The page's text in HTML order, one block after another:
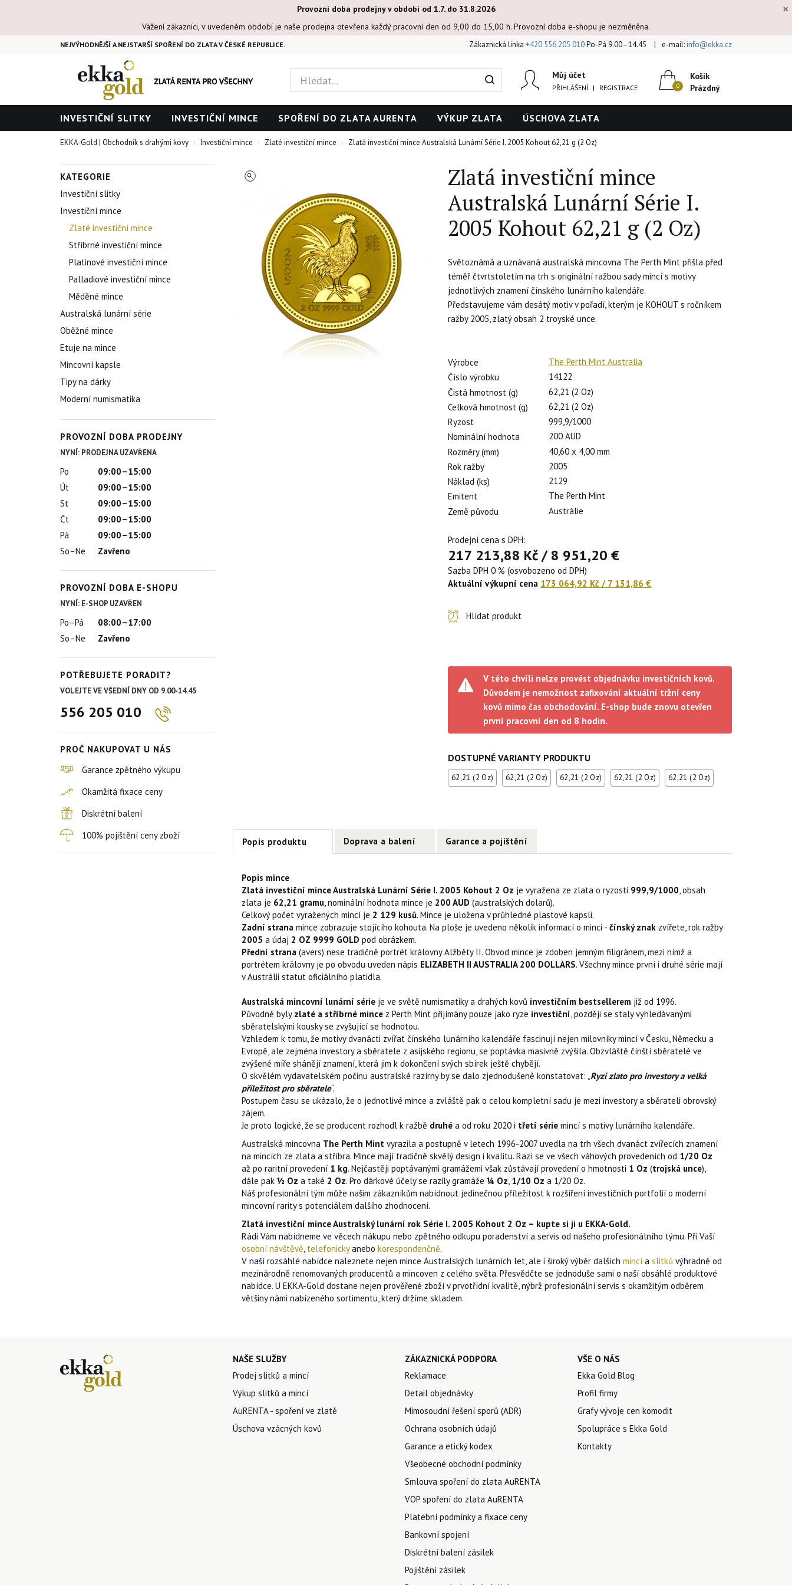
×
Provozní doba prodejny v období od 1.7. do 31.8.2026
Vážení zákazníci, v uvedeném období je naše prodejna otevřena každý pracovní den od 9,00 do 15,00 h. Provozní doba e-shopu je nezměněna.
NEJVÝHODNĚJŠÍ A NEJSTARŠÍ SPOŘENÍ DO ZLATA V ČESKÉ REPUBLICE. Zákaznická linka +420 556 205 010Po-Pá 9.00–14.45 e-mail:info@ekka.cz
Můj účet
PŘIHLÁŠENÍ | REGISTRACE
Košík
Prázdný
INVESTIČNÍ SLITKY INVESTIČNÍ MINCE SPOŘENÍ DO ZLATA AURENTA VÝKUP ZLATA ÚSCHOVA ZLATA
EKKA-Gold | Obchodník s drahými kovy Investiční mince Zlaté investiční mince Zlatá investiční mince Australská Lunární Série I. 2005 Kohout 62,21 g (2 Oz)
KATEGORIE
Investiční slitky
Investiční mince
Zlaté investiční mince
Stříbrné investiční mince
Platinové investiční mince
Palladiové investiční mince
Měděné mince
Australská lunární série
Oběžné mince
Etuje na mince
Mincovní kapsle
Tipy na dárky
Moderní numismatika
PROVOZNÍ DOBA PRODEJNY
NYNÍ: PRODEJNA UZAVŘENA
Po
09:00–15:00
Út
09:00–15:00
St
09:00–15:00
Čt
09:00–15:00
Pá
09:00–15:00
So–Ne
Zavřeno
PROVOZNÍ DOBA E-SHOPU
NYNÍ: E-SHOP UZAVŘEN
Po–Pá
08:00–17:00
So–Ne
Zavřeno
POTŘEBUJETE PORADIT?
VOLEJTE VE VŠEDNÍ DNY OD 9.00-14.45
556 205 010
PROČ NAKUPOVAT U NÁS
Garance zpětného výkupu
Okamžitá fixace ceny
Diskrétní balení
100% pojištění ceny zboží
Zlatá investiční mince
Australská Lunární Série I.
2005 Kohout 62,21 g (2 Oz)
Světoznámá a uznávaná australská mincovna The Perth Mint přišla před
téměř čtvrtstoletím na trh s originální ražbou sady mincí s motivy
jednotlivých znamení čínského lunárního kalendáře.
Představujeme vám desátý motiv v pořadí, kterým je KOHOUT s ročníkem
ražby 2005, zlatý obsah 2 troyské unce.
Výrobce
The Perth Mint Australia
Číslo výrobku
14122
Čistá hmotnost (g)
62,21 (2 Oz)
Celková hmotnost (g)
62,21 (2 Oz)
Ryzost
999,9/1000
Nominální hodnota
200 AUD
Rozměry (mm)
40,60 x 4,00 mm
Rok ražby
2005
Náklad (ks)
2129
Emitent
The Perth Mint
Země původu
Austrálie
Prodejní cena s DPH:
217 213,88 Kč/8 951,20 €
Sazba DPH 0 % (osvobozeno od DPH)
Aktuální výkupní cena 173 064,92 Kč / 7 131,86 €
Hlídat produkt
V této chvíli nelze provést objednávku investičních kovů.
Důvodem je nemožnost zafixování aktuální tržní ceny
kovů mimo čas obchodování. E-shop bude znovu otevřen
první pracovní den od 8 hodin.
DOSTUPNÉ VARIANTY PRODUKTU
62,21 (2 Oz) 62,21 (2 Oz) 62,21 (2 Oz) 62,21 (2 Oz) 62,21 (2 Oz)
Popis produktu Doprava a balení Garance a pojištění
Popis mince
Zlatá investiční mince Australská Lunární Série I. 2005 Kohout 2 Oz je vyražena ze zlata o ryzosti 999,9/1000 , obsah
zlata je 62,21 gramu , nominální hodnota mince je 200 AUD (australských dolarů).
Celkový počet vyražených mincí je 2 129 kusů. Mince je uložena v průhledné plastové kapsli.
Zadní strana mince zobrazuje stojícího kohouta. Na ploše je uvedeno několik informací o minci - čínský znak zvířete, rok ražby
2005 a údaj 2 OZ 9999 GOLD pod obrázkem.
Přední strana (avers) nese tradičně portrét královny Alžběty II. Obvod mince je zdoben jemným filigránem, mezi nímž a
portrétem královny je po obvodu uveden nápis ELIZABETH II AUSTRALIA 200 DOLLARS. Všechny mince první i druhé série mají
v Austrálii statut oficiálního platidla.
Australská mincovní lunární sérieje ve světě numismatiky a drahých kovů investičním bestsellerem již od 1996.
Původně byly zlaté a stříbrné mincez Perth Mint přijímány pouze jako ryze investiční , později se staly vyhledávanými
sběratelskými kousky se zvyšující se hodnotou.
Vzhledem k tomu, že motivy dvanácti zvířat čínského lunárního kalendáře fascinují nejen milovníky mincí v Česku, Německu a
Evropě, ale zejména investory a sběratele z asijského regionu, se poptávka masivně zvýšila. Obzvláště čínští sběratelé ve
zvýšené míře shánějí znamení, která jim k dokončení svých sbírek ještě chybějí.
O skvělém vydavatelském počinu australské razírny by se dalo zjednodušeně konstatovat: „ Ryzí zlato pro investory a velká
příležitost pro sběratele“.
Postupem času se ukázalo, že o jednotlivé mince a zvláště pak o celou kompletní sadu je mezi investory a sběrateli obrovský
zájem.
Je proto logické, že se producent rozhodl k ražbě druhé a od roku 2020 i třetí sériemincí s motivy lunárního kalendáře.
Australská mincovna The Perth Mint vyrazila a postupně v letech 1996-2007 uvedla na trh všech dvanáct zvířecích znamení
na mincích ze zlata a stříbra. Mince mají tradičně skvělý design i kvalitu. Razí se ve všech váhových provedeních od 1/20 Oz
až po raritní provedení 1 kg. Nejčastěji poptávanými gramážemi však zůstávají provedení o hmotnosti 1 Oz (trojská unce),
dále pak ½ Oz a také 2 Oz. Pro dárkové účely se razily gramáže ¼ Oz 1/10 Oz a 1/20 Oz.
Náš profesionální tým může našim zákazníkům nabídnout jedinečnou příležitost k rozšíření investičních portfolií o moderní
mincovní rarity s potenciálem dalšího zhodnocení.
Zlatá investiční mince Australský lunární rok Série I. 2005 Kohout 2 Oz – kupte si ji u EKKA-Gold.
Rádi Vám nabídneme ve věcech nákupu nebo zpětného odkupu poradenství a servis od našeho profesionálního týmu. Při Vaší
osobní návštěvě telefonickyanebo korespondenčně.
V naší rozsáhlé nabídce naleznete nejen mince Australských lunárních let, ale i široký výběr dalších mincí a slitků výhradně od
mezinárodně renomovaných producentů a mincoven z celého světa. Přesvědčte se jednoduše sami o naší obsáhlé produktové
nabídce. U EKKA-Gold dostane nejen prověřené zboží v prvotřídní kvalitě, nýbrž profesionální servis s okamžitým odběrem
většiny námi nabízeného sortimentu, který držíme skladem.
NAŠE SLUŽBY
Prodej slitků a mincí
Výkup slitků a mincí
AuRENTA - spoření ve zlatě
Úschova vzácných kovů
ZÁKAZNICKÁ PODPORA
Reklamace
Detail objednávky
Mimosoudní řešení sporů (ADR)
Ochrana osobních údajů
Garance a etický kodex
Všeobecné obchodní podmínky
Smlouva spoření do zlata AuRENTA
VOP spoření do zlata AuRENTA
Platební podmínky a fixace ceny
Bankovní spojení
Diskrétní balení zásilek
Pojištění zásilek
VŠE O NÁS
Ekka Gold Blog
Profil firmy
Grafy vývoje cen komodit
Spolupráce s Ekka Gold
Kontakty